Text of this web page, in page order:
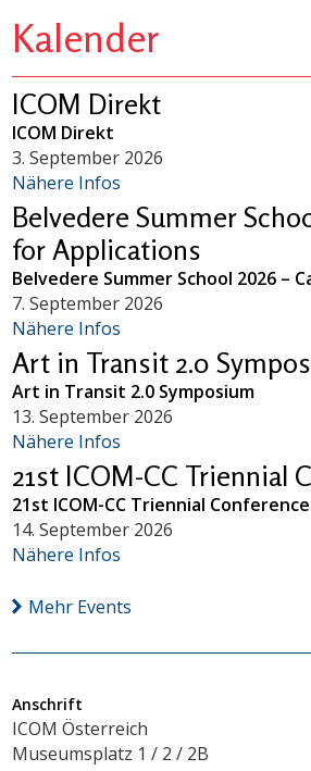
Kalender
ICOM Direkt
ICOM Direkt
3. September 2026
Nähere Infos
Belvedere Summer
for Applications
Belvedere Summer School 2026 –
7. September 2026
Nähere Infos
Art in Transit 2.0
Art in Transit 2.0 Symposium
13. September 2026
Nähere Infos
21st ICOM-CC Triennial
21st ICOM-CC Triennial Conference
14. September 2026
Nähere Infos
Mehr Events
Anschrift
ICOM Österreich
Museumsplatz 1 / 2 / 2B